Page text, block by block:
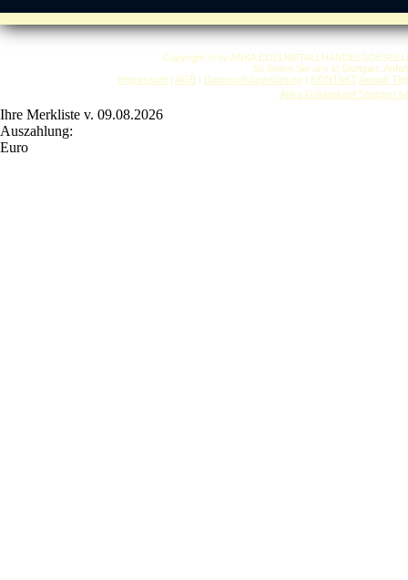
Copyright © by ANKA
So finden Sie uns in Stuttgart:
Impressum | AGB | Datenschutzerklärung | KONTAKT Anwalt-
Anka Goldankauf Stuttgart
Ihre Merkliste v. 09.08.2026
Auszahlung:
Euro